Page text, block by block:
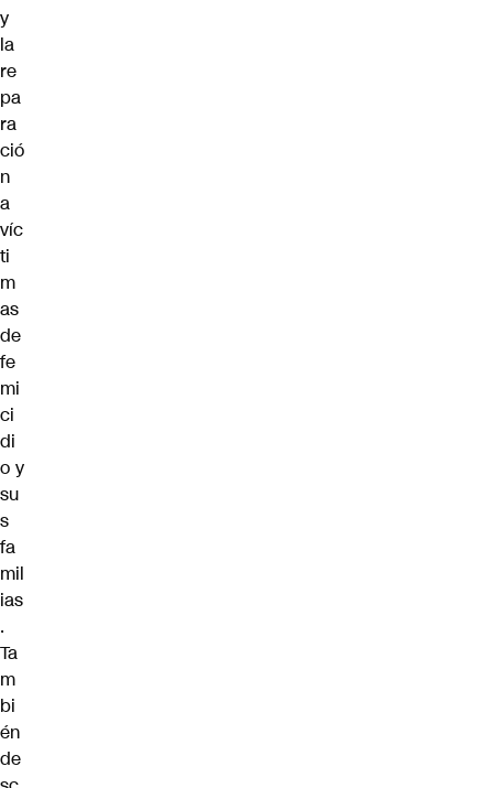
y
la
re
pa
ra
ció
n
a
víc
ti
m
as
de
fe
mi
ci
di
o y
su
s
fa
mil
ias
.
Ta
m
bi
én
de